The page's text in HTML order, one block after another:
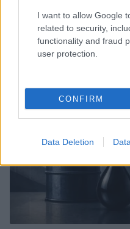
I want to allow Google
related to security,
functionality and fraud
user protection.
CONFIRM
Data Deletion
Brent chute de 8,3% : les
Juliette Bernard · 7 Août 2026